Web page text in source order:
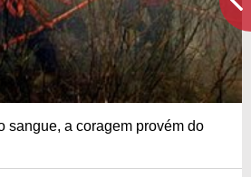
sangue, a coragem provém do